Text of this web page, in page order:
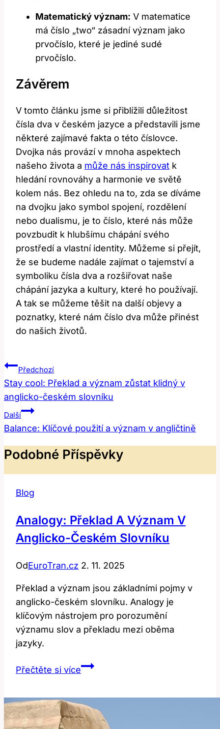
Matematický‍ význam: V matematice
má číslo​ „two“ zásadní význam‌ jako⁣
prvočíslo, které‍ je jediné sudé
‍prvočíslo.
Závěrem
V tomto článku jsme si přiblížili důležitost⁢
čísla dva ‌v​ českém jazyce ​a‍ představili jsme
některé zajímavé fakta o této číslovce.
Dvojka nás provází v mnoha aspektech
našeho života a‌ může⁣ nás inspirovat k
hledání rovnováhy a harmonie⁤ ve světě
kolem nás. Bez ohledu⁣ na to, zda⁤ se díváme
na dvojku jako ⁤symbol spojení, rozdělení ​
nebo dualismu, je to číslo, které​ nás může
povzbudit k hlubšímu chápání ‌svého
prostředí a vlastní identity. ‍Můžeme si přejít,
že ⁢se budeme nadále ‌zajímat o tajemství a
symboliku čísla dva a rozšiřovat naše
⁤chápání ‍jazyka‍ a kultury, které ho používají.
A‌ tak se můžeme těšit na další objevy a ​
poznatky, které nám číslo ⁤dva může​ přinést​
do našich životů.
Navigace
Pro
Příspěvek
Předchozí
Stay cool: Překlad a význam zůstat klidný v
anglicko-českém slovníku
Další
Balance: Klíčové použití a význam v angličtině
Podobné Příspěvky
Blog
Analogy: Překlad A Význam V
Anglicko-Českém Slovníku
OdEuroTran.cz 2. 11. 2025
Překlad a význam jsou základními pojmy v
anglicko-českém slovníku. Analogy je
klíčovým nástrojem pro porozumění
významu slov a překladu mezi oběma
jazyky.
Přečtěte si víceAnalogy:
Význam
v